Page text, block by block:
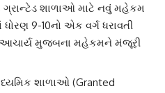
ગ્રાન્ટેડ શાળાઓ માટે નવું મહેકમ
9-10નો એક વર્ગ ધરાવતી
આચાર્ય મુજબના મહેકમને મંજૂરી
શાળાઓ (Granted